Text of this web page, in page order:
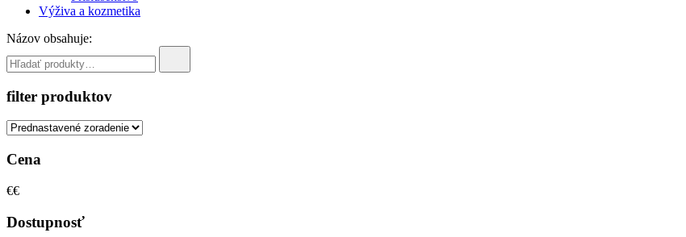
Výživa a kozmetika
Názov obsahuje:
filter produktov
Cena
€€
Dostupnosť